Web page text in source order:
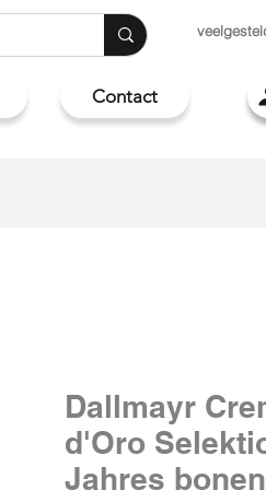
Contact
Dallmayr
d'Oro
Jahres